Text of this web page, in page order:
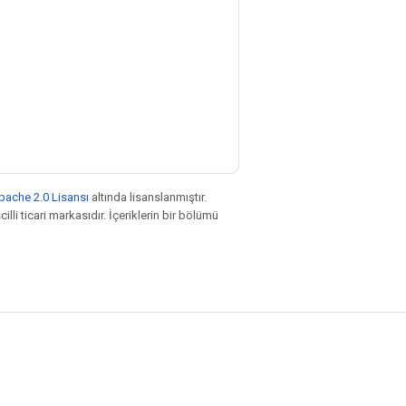
2.0 Lisansı altında lisanslanmıştır.
ticari markasıdır. İçeriklerin bir bölümü